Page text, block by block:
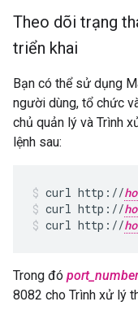
Theo dõi trạng
triển khai
Bạn có thể sử dụng
người dùng, tổ chức
chủ quản lý và Trình
lệnh sau:
curl http://
curl http://
curl http://
Trong đó port_number
8082 cho Trình xử lý